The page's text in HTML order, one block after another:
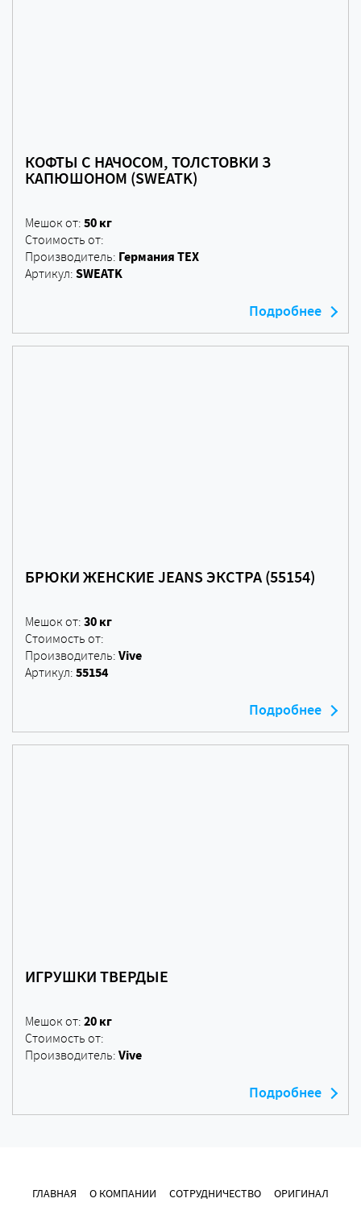
КОФТЫ С НАЧОСОМ, ТОЛСТОВКИ З
КАПЮШОНОМ (SWEATK)
Мешок от: 50 кг
Стоимость от:
Производитель: Германия ТЕХ
Артикул: SWEATK
Подробнее
БРЮКИ ЖЕНСКИЕ JEANS ЭКСТРА (55154)
Мешок от: 30 кг
Стоимость от:
Производитель: Vive
Артикул: 55154
Подробнее
ИГРУШКИ ТВЕРДЫЕ
Мешок от: 20 кг
Стоимость от:
Производитель: Vive
Подробнее
ГЛАВНАЯ О КОМПАНИИ СОТРУДНИЧЕСТВО
ОРИГИНАЛ